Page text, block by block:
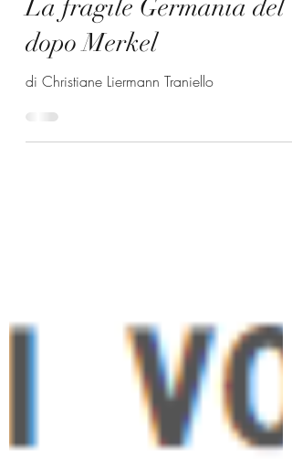
2 dic 2021
La fragile Germania del
dopo Merkel